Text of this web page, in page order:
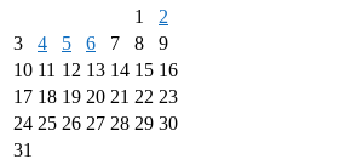
1
2
3
4 5 6 7 8
9
10 11 12 13 14 15 16
17 18 19 20 21 22 23
24 25 26 27 28 29 30
31